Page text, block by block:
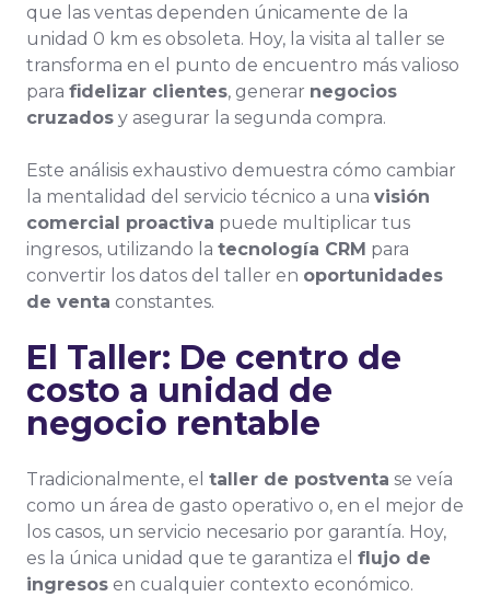
que las ventas dependen únicamente de la
unidad 0 km es obsoleta. Hoy, la visita al taller se
transforma en el punto de encuentro más valioso
para fidelizar clientes, generar negocios
cruzados y asegurar la segunda compra.
Este análisis exhaustivo demuestra cómo cambiar
la mentalidad del servicio técnico a una visión
comercial proactiva puede multiplicar tus
ingresos, utilizando la tecnología CRM para
convertir los datos del taller en oportunidades
de venta constantes.
El Taller: De centro de
costo a unidad de
negocio rentable
Tradicionalmente, el taller de postventa se veía
como un área de gasto operativo o, en el mejor de
los casos, un servicio necesario por garantía. Hoy,
es la única unidad que te garantiza el flujo de
ingresos en cualquier contexto económico.